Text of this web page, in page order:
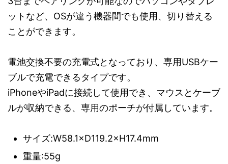
ットなど、OSが違う機器間でも使用、切り替える
ことができます。
電池交換不要の充電式となっており、専用USBケー
ブルで充電できるタイプです。
iPhoneやiPadに接続して使用でき、マウスとケーブ
ルが収納できる、専用のポーチが付属しています。
サイズ:W58.1×D119.2×H17.4mm
重量:55g